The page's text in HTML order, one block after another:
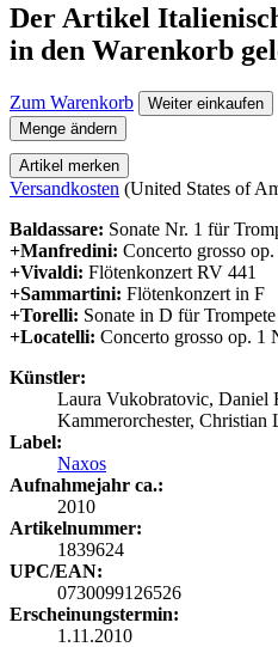
Der Artikel
in den Warenkorb
Zum Warenkorb
Weiter einkaufen
Menge ändern
Artikel merken
Versandkosten (United States of
Baldassare: Sonate Nr. 1 für
+Manfredini: Concerto grosso
+Vivaldi: Flötenkonzert RV 441
+Sammartini: Flötenkonzert in F
+Torelli: Sonate in D für
+Locatelli: Concerto grosso op. 1
Künstler:
Laura Vukobratovic, Daniel
Kammerorchester, Christian
Label:
Naxos
Aufnahmejahr ca.:
2010
Artikelnummer:
1839624
UPC/EAN:
0730099126526
Erscheinungstermin:
1.11.2010